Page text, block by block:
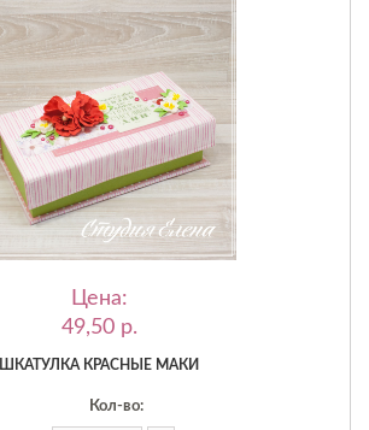
Цена:
49,50 p.
ШКАТУЛКА КРАСНЫЕ МАКИ
Кол-во: